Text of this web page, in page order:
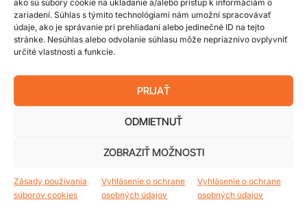
ako sú súbory cookie na ukladanie a/alebo prístup k informáciám o
zariadení. Súhlas s týmito technológiami nám umožní spracovávať
údaje, ako je správanie pri prehliadaní alebo jedinečné ID na tejto
stránke. Nesúhlas alebo odvolanie súhlasu môže nepriaznivo ovplyvniť
určité vlastnosti a funkcie.
PRIJAŤ
ODMIETNUŤ
ZOBRAZIŤ MOŽNOSTI
Zásady používania
súborov cookies
Vyhlásenie o ochrane
osobných údajov
Vyhlásenie o ochrane
osobných údajov